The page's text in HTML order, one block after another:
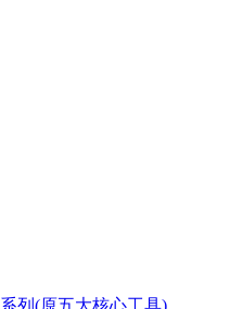
列(原五大核心工具)